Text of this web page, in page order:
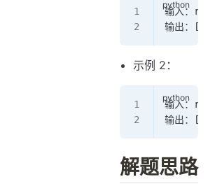
输入：
输出：[[
示例 2：
输入：
输出：[[
解题思路